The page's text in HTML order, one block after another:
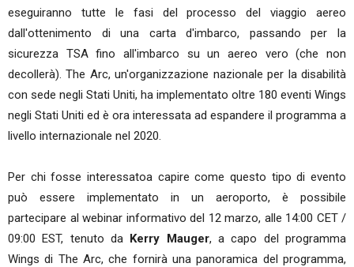
eseguiranno tutte le fasi del processo del viaggio aereo
dall'ottenimento di una carta d'imbarco, passando per la
sicurezza TSA fino all'imbarco su un aereo vero (che non
decollerà). The Arc, un'organizzazione nazionale per la disabilità
con sede negli Stati Uniti, ha implementato oltre 180 eventi Wings
negli Stati Uniti ed è ora interessata ad espandere il programma a
livello internazionale nel 2020.
Per chi fosse interessatoa capire come questo tipo di evento
può essere implementato in un aeroporto, è possibile
partecipare al webinar informativo del 12 marzo, alle 14:00 CET /
09:00 EST, tenuto da Kerry Mauger, a capo del programma
Wings di The Arc, che fornirà una panoramica del programma,